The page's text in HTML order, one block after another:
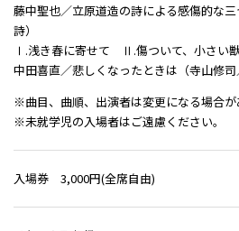
藤中聖也／立原道造の詩による感傷的な
詩）
Ⅰ.浅き春に寄せて Ⅱ.傷ついて、小さい
中田喜直／悲しくなったときは（寺山修司
※曲目、曲順、出演者は変更になる場合が
※未就学児の入場者はご遠慮ください。
入場券 3,000円(全席自由)